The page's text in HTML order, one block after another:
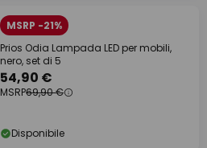
MSRP -21%
Prios Odia Lampada LED per mobili,
nero, set di 5
54,90 €
MSRP69,90 €
Disponibile